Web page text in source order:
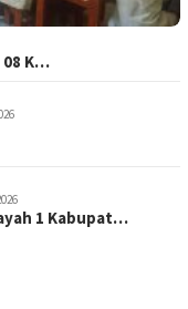
08 K…
1 Kabupat…